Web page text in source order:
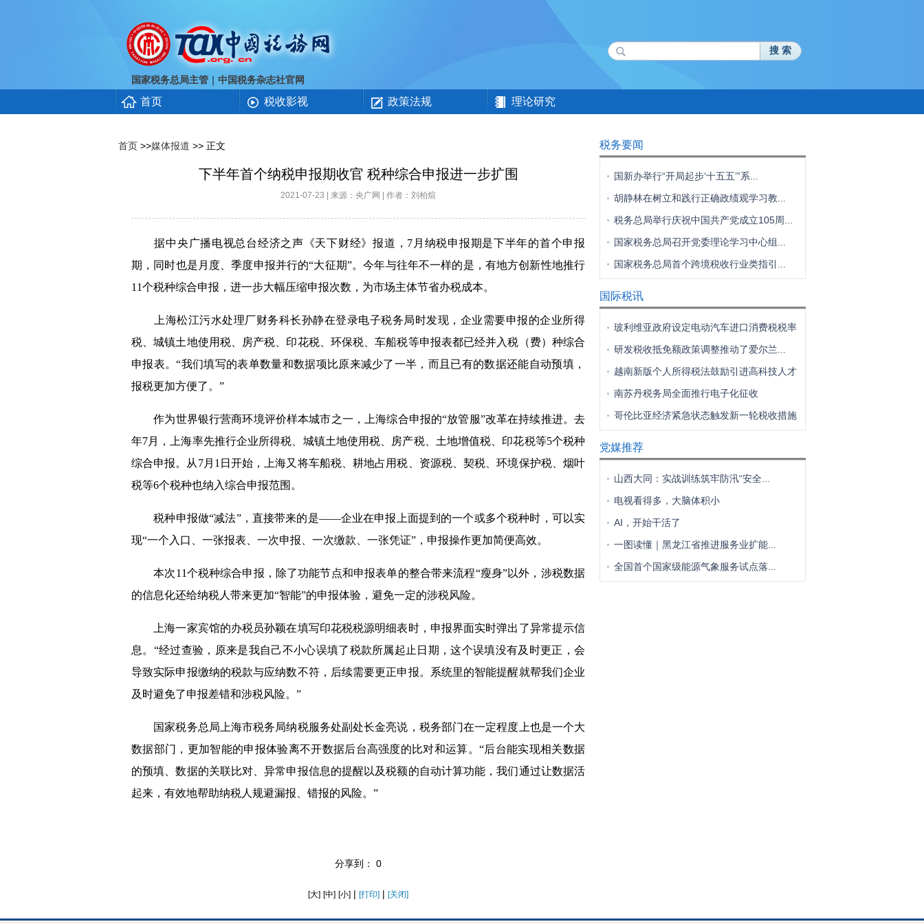
国家税务总局主管 ｜ 中国税务杂志社官网
搜 索
首页 税收影视 政策法规 理论研究
首页 >>媒体报道 >> 正文
下半年首个纳税申报期收官 税种综合申报进一步扩围
2021-07-23 | 来源：央广网 | 作者：刘柏煊
据中央广播电视总台经济之声《天下财经》报道， 7 月纳税申报期是下半年的首个申报
期，同时也是月度、季度申报并行的“大征期”。今年与往年不一样的是，有地方创新性地推行
11个税种综合申报，进一步大幅压缩申报次数，为市场主体节省办税成本。
上海松江污水处理厂财务科长孙静在登录电子税务局时发现，企业需要申报的企业所得
税、城镇土地使用税、房产税、印花税、环保税、车船税等申报表都已经并入税（费）种综合
申报表。“我们填写的表单数量和数据项比原来减少了一半，而且已有的数据还能自动预填，
报税更加方便了。”
作为世界银行营商环境评价样本城市之一，上海综合申报的“放管服”改革在持续推进。去
年7月，上海率先推行企业所得税、城镇土地使用税、房产税、土地增值税、印花税等5个税种
综合申报。从 7月 1 日开始，上海又将车船税、耕地占用税、资源税、契税、环境保护税、烟叶
税等6个税种也纳入综合申报范围。
税种申报做“减法”，直接带来的是——企业在申报上面提到的一个或多个税种时，可以实
现“一个入口、一张报表、一次申报、一次缴款、一张凭证”，申报操作更加简便高效。
本次11个税种综合申报，除了功能节点和申报表单的整合带来流程“瘦身”以外，涉税数据
的信息化还给纳税人带来更加“智能”的申报体验，避免一定的涉税风险。
上海一家宾馆的办税员孙颖在填写印花税税源明细表时，申报界面实时弹出了异常提示信
息。 “经过查验，原来是我自己不小心误填了税款所属起止日期，这个误填没有及时更正，会
导致实际申报缴纳的税款与应纳数不符，后续需要更正申报。系统里的智能提醒就帮我们企业
及时避免了申报差错和涉税风险。”
国家税务总局上海市税务局纳税服务处副处长金亮说，税务部门在一定程度上也是一个大
数据部门，更加智能的申报体验离不开数据后台高强度的比对和运算。“后台能实现相关数据
的预填、数据的关联比对、异常申报信息的提醒以及税额的自动计算功能，我们通过让数据活
起来，有效地帮助纳税人规避漏报、错报的风险。”
分享到： 0
[大] [中] [小] | [打印] | [关闭]
税务要闻
国新办举行“开局起步‘十五五’”系...
胡静林在树立和践行正确政绩观学习教...
税务总局举行庆祝中国共产党成立105周...
国家税务总局召开党委理论学习中心组...
国家税务总局首个跨境税收行业类指引...
国际税讯
玻利维亚政府设定电动汽车进口消费税税率
研发税收抵免额政策调整推动了爱尔兰...
越南新版个人所得税法鼓励引进高科技人才
南苏丹税务局全面推行电子化征收
哥伦比亚经济紧急状态触发新一轮税收措施
党媒推荐
山西大同：实战训练筑牢防汛“安全...
电视看得多，大脑体积小
AI，开始干活了
一图读懂｜黑龙江省推进服务业扩能...
全国首个国家级能源气象服务试点落...